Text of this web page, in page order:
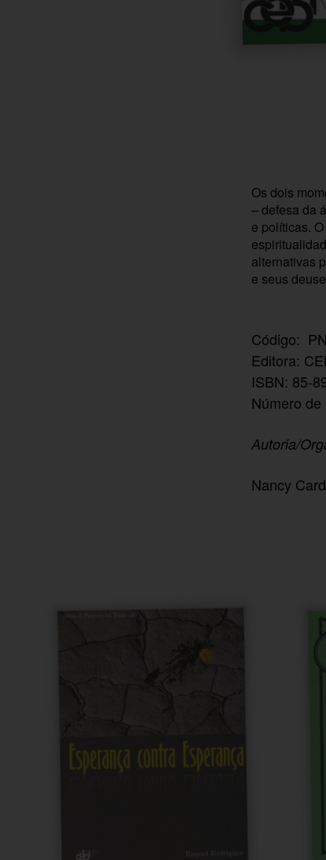
Os dois
– defesa da
e políticas.
alternativas
e seus
Código:
Editora:
ISBN: 85-
Número de
Autoria/
Nancy